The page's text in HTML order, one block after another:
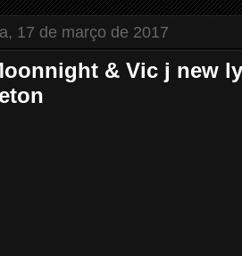
17 de março de 2017
& Vic j new